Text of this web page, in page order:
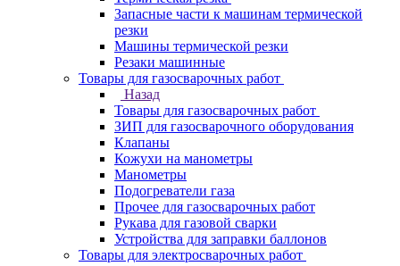
Запасные части к машинам термической
резки
Машины термической резки
Резаки машинные
Товары для газосварочных работ
Назад
Товары для газосварочных работ
ЗИП для газосварочного оборудования
Клапаны
Кожухи на манометры
Манометры
Подогреватели газа
Прочее для газосварочных работ
Рукава для газовой сварки
Устройства для заправки баллонов
Товары для электросварочных работ